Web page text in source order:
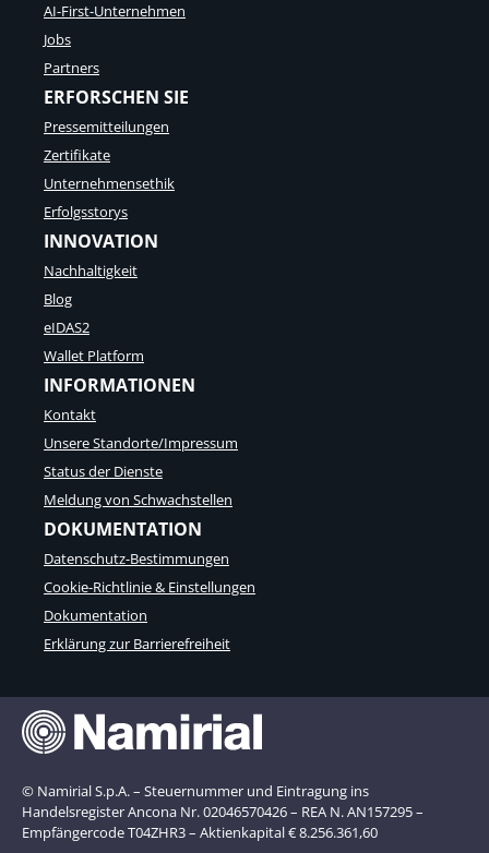
AI-First-Unternehmen
Jobs
Partners
ERFORSCHEN SIE
Pressemitteilungen
Zertifikate
Unternehmensethik
Erfolgsstorys
INNOVATION
Nachhaltigkeit
Blog
eIDAS2
Wallet Platform
INFORMATIONEN
Kontakt
Unsere Standorte/Impressum
Status der Dienste
Meldung von Schwachstellen
DOKUMENTATION
Datenschutz-Bestimmungen
Cookie-Richtlinie & Einstellungen
Dokumentation
Erklärung zur Barrierefreiheit
© Namirial S.p.A. – Steuernummer und Eintragung ins
Handelsregister Ancona Nr. 02046570426 – REA N. AN157295 –
Empfängercode T04ZHR3 – Aktienkapital € 8.256.361,60